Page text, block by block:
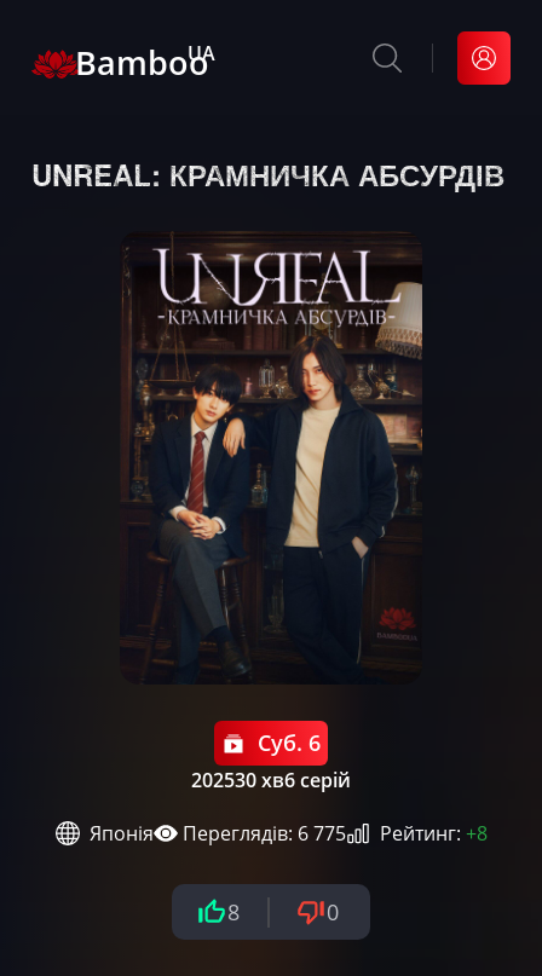
Bamboo
UA
UNREAL: КРАМНИЧКА АБСУРДІВ
Суб. 6
202530 хв6 серій
Японія
Переглядів: 6 775 Рейтинг: +8
8 0